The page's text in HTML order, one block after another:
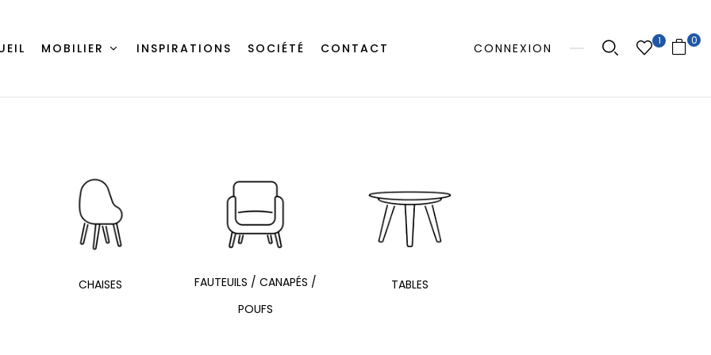
MOBILIER INSPIRATIONS SOCIÉTÉ CONTACT CONNEXION
1 0
CHAISES
FAUTEUILS / CANAPÉS /
POUFS
TABLES